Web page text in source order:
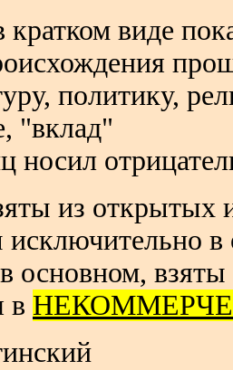
кратком виде
политику,
"вклад"
носил
из открытых
исключительно
основном, взяты
в